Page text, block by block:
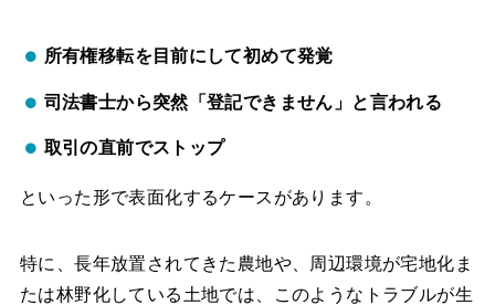
所有権移転を目前にして初めて発覚
司法書士から突然「登記できません」と言われる
取引の直前でストップ
といった形で表面化するケースがあります。
特に、長年放置されてきた農地や、周辺環境が宅地化ま
たは林野化している土地では、このようなトラブルが生